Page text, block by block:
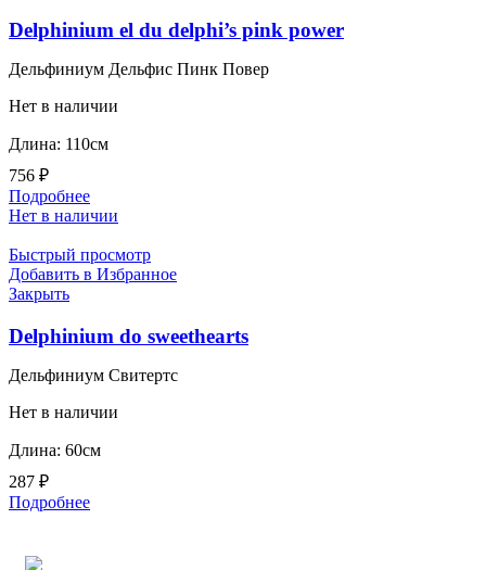
Delphinium el du delphi’s pink power
Дельфиниум Дельфис Пинк Повер
Нет в наличии
Длина: 110см
756 ₽
Подробнее
Нет в наличии
Быстрый просмотр
Добавить в Избранное
Закрыть
Delphinium do sweethearts
Дельфиниум Свитертс
Нет в наличии
Длина: 60см
287 ₽
Подробнее